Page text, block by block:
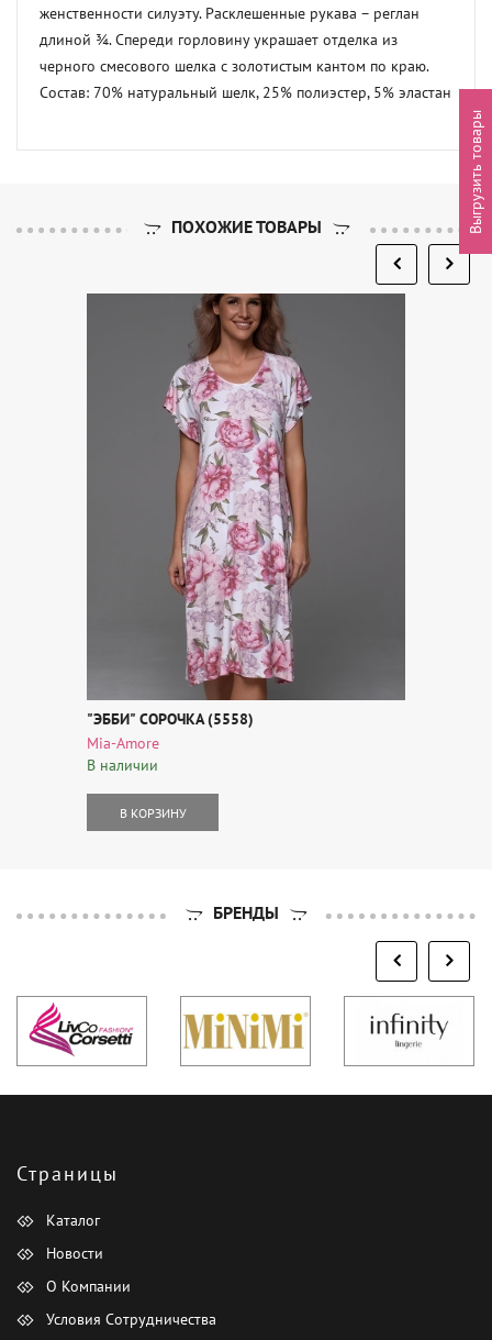
женственности силуэту. Расклешенные рукава – реглан
длиной ¾. Спереди горловину украшает отделка из
черного смесового шелка с золотистым кантом по краю.
Состав: 70% натуральный шелк, 25% полиэстер, 5% эластан
ПОХОЖИЕ ТОВАРЫ
"ЭББИ" СОРОЧКА (5558)
Mia-Amore
В наличии
В КОРЗИНУ
БРЕНДЫ
Страницы
Каталог
Новости
О Компании
Условия Сотрудничества
Выгрузить товары